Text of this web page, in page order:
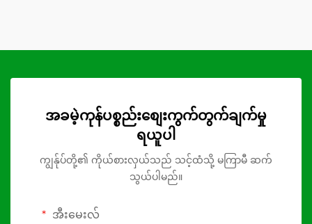
အခမဲ့ကုန်ပစ္စည်းစျေးကွက်တွက်ချက်မှု
ရယူပါ
ကျွန်ုပ်တို့၏ ကိုယ်စားလှယ်သည် သင့်ထံသို့ မကြာမီ ဆက်
သွယ်ပါမည်။
အီးမေးလ်